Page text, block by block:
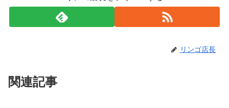
リンゴ店長
関連記事